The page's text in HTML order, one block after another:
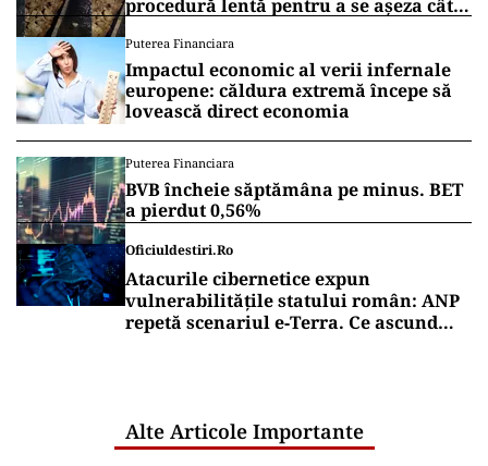
procedură lentă pentru a se așeza cât
Puterea Financiara
Impactul economic al verii infernale
europene: căldura extremă începe să
lovească direct economia
Puterea Financiara
BVB încheie săptămâna pe minus. BET
a pierdut 0,56%
Oficiuldestiri.ro
Atacurile cibernetice expun
vulnerabilitățile statului român: ANP
repetă scenariul e‑Terra. Ce ascund
Alte Articole Importante